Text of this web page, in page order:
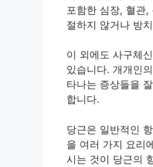
포함한 심장, 혈관
절하지 않거나 방
이 외에도 사구체
있습니다. 개개인
타나는 증상들을
합니다.
당근은 일반적인
을 여러 가지 요리
시는 것이 당근의